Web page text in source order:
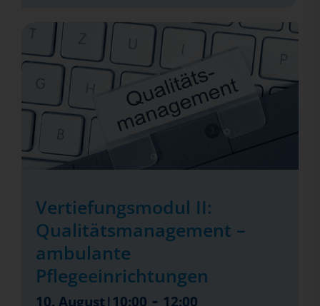
Vertiefungsmodul II:
Qualitätsmanagement –
ambulante
Pflegeeinrichtungen
10. August|10:00 - 12:00